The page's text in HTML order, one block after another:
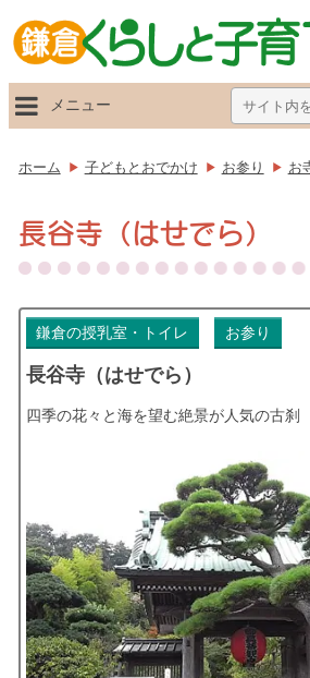
Search
for:
メニュー
ホーム 子どもとおでかけ お参り お
長谷寺（はせでら）
鎌倉の授乳室・トイレ お参り
長谷寺（はせでら）
四季の花々と海を望む絶景が人気の古刹